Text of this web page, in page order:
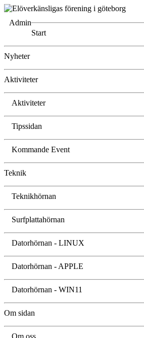
Admin
Start
Nyheter
Aktiviteter
Aktiviteter
Tipssidan
Kommande Event
Teknik
Teknikhörnan
Surfplattahörnan
Datorhörnan - LINUX
Datorhörnan - APPLE
Datorhörnan - WIN11
Om sidan
Om oss